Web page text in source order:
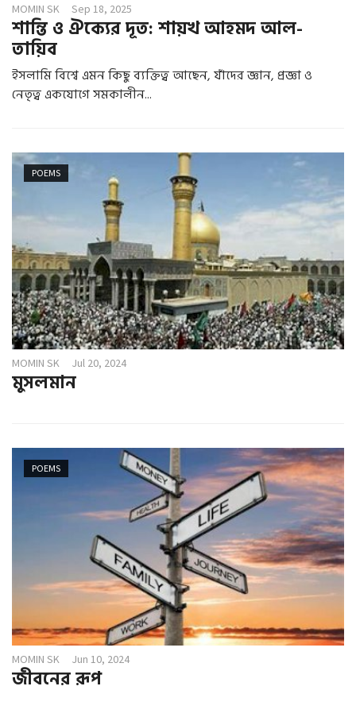
MOMIN SK Sep 18, 2025
শান্তি ও ঐক্যের দূত: শায়খ আহমদ আল-
তায়িব
ইসলামি বিশ্বে এমন কিছু ব্যক্তিত্ব আছেন, যাঁদের জ্ঞান, প্রজ্ঞা ও
নেতৃত্ব একযোগে সমকালীন...
POEMS
MOMIN SK Jul 20, 2024
মুসলমান
POEMS
MOMIN SK Jun 10, 2024
জীবনের রূপ